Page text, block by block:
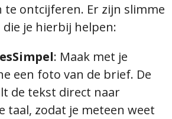
te ontcijferen. Er zijn slimme
je hierbij helpen:
: Maak met je
een foto van de brief. De
de tekst direct naar
taal, zodat je meteen weet